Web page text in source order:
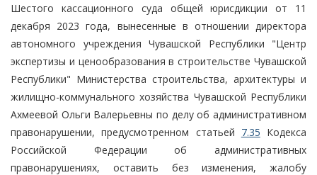
Шестого кассационного суда общей юрисдикции от 11
декабря 2023 года, вынесенные в отношении директора
автономного учреждения Чувашской Республики "Центр
экспертизы и ценообразования в строительстве Чувашской
Республики" Министерства строительства, архитектуры и
жилищно-коммунального хозяйства Чувашской Республики
Ахмеевой Ольги Валерьевны по делу об административном
правонарушении, предусмотренном статьей 7.35 Кодекса
Российской Федерации об административных
правонарушениях, оставить без изменения, жалобу